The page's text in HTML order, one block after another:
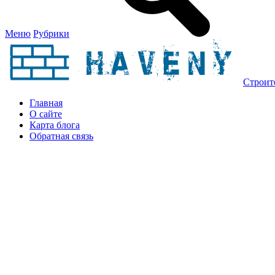
Меню Рубрики
Главная
О сайте
Карта блога
Обратная связь